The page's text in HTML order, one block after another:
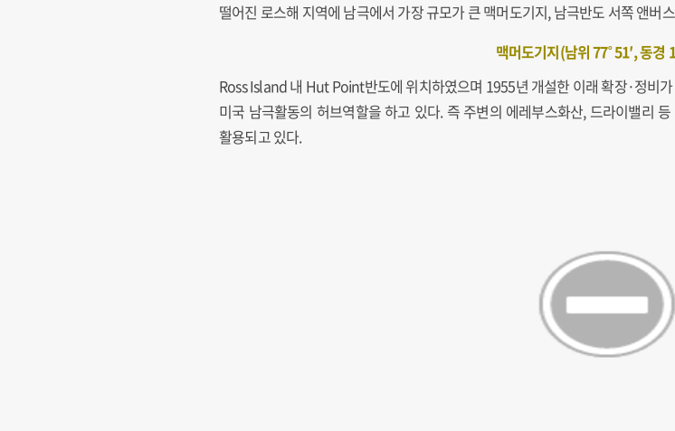
떨어진 로스해 지역에 남극에서 가장 규모가 큰 맥머도기지, 남극반도 서쪽 앤버
맥머도기지(남위 77˚ 51′, 동경
Ross Island 내 Hut Point반도에 위치하였으며 1955년 개설한 이래 확장·정비
미국 남극활동의 허브역할을 하고 있다. 즉 주변의 에레부스화산, 드라이밸리
활용되고 있다.